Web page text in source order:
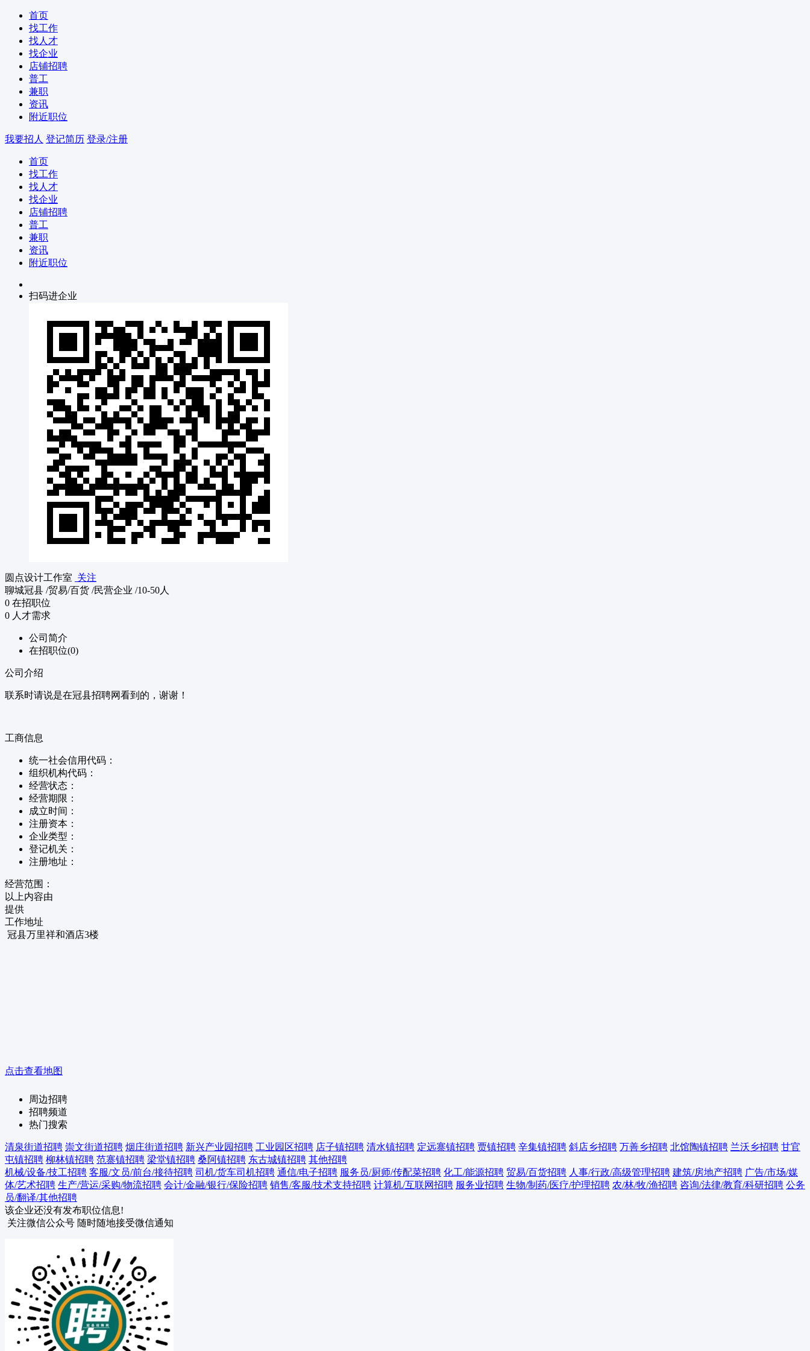
首页
找工作
找人才
找企业
店铺招聘
普工
兼职
资讯
附近职位
我要招人 登记简历 登录/注册
首页
找工作
找人才
找企业
店铺招聘
普工
兼职
资讯
附近职位
扫码进企业
圆点设计工作室 关注
聊城冠县 /贸易/百货 /民营企业 /10-50人
0 在招职位
0 人才需求
公司简介
在招职位(0)
公司介绍
联系时请说是在冠县招聘网看到的，谢谢！
工商信息
统一社会信用代码：
组织机构代码：
经营状态：
经营期限：
成立时间：
注册资本：
企业类型：
登记机关：
注册地址：
经营范围：
以上内容由
提供
工作地址
冠县万里祥和酒店3楼
点击查看地图
周边招聘
招聘频道
热门搜索
清泉街道招聘 崇文街道招聘 烟庄街道招聘 新兴产业园招聘 工业园区招聘 店子镇招聘 清水镇招聘 定远寨镇招聘 贾镇招聘 辛集镇招聘 斜店乡招聘 万善乡招聘 北馆陶镇招聘 兰沃乡招聘 甘官
屯镇招聘 柳林镇招聘 范寨镇招聘 梁堂镇招聘 桑阿镇招聘 东古城镇招聘 其他招聘
机械/设备/技工招聘 客服/文员/前台/接待招聘 司机/货车司机招聘 通信/电子招聘 服务员/厨师/传配菜招聘 化工/能源招聘 贸易/百货招聘 人事/行政/高级管理招聘 建筑/房地产招聘 广告/市场/媒
体/艺术招聘 生产/营运/采购/物流招聘 会计/金融/银行/保险招聘 销售/客服/技术支持招聘 计算机/互联网招聘 服务业招聘 生物/制药/医疗/护理招聘 农/林/牧/渔招聘 咨询/法律/教育/科研招聘 公务
员/翻译/其他招聘
该企业还没有发布职位信息!
关注微信公众号 随时随地接受微信通知